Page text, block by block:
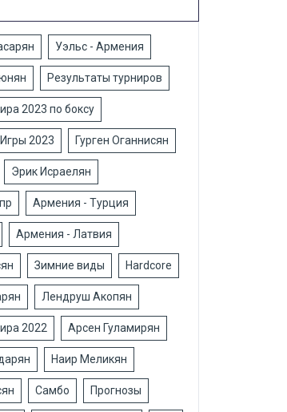
Уэльс - Армения
Результаты турниров
2023 по боксу
2023 Гурген Оганнисян
Эрик Исраелян
Армения - Турция
Армения - Латвия
Зимние виды Hardcore
Лендруш Акопян
2022 Арсен Гуламирян
Наир Меликян
Самбо Прогнозы